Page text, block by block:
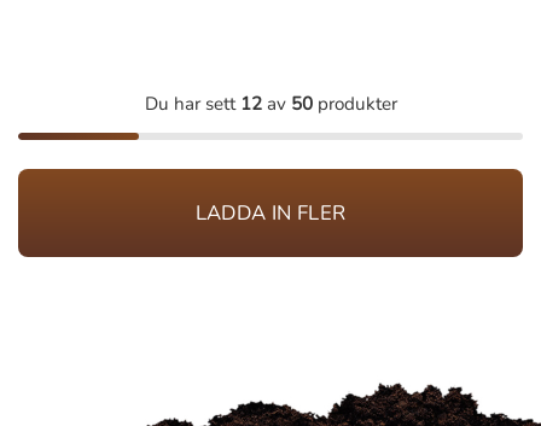
Du har sett 12av 50produkter
LADDA IN FLER